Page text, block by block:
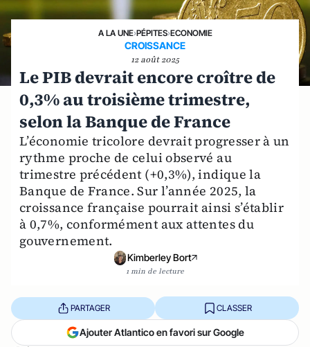
A LA UNE›PÉPITES›ECONOMIE
CROISSANCE
12 août 2025
Le PIB devrait encore croître de
0,3% au troisième trimestre,
selon la Banque de France
L’économie tricolore devrait progresser à un
rythme proche de celui observé au
trimestre précédent (+0,3%), indique la
Banque de France. Sur l’année 2025, la
croissance française pourrait ainsi s’établir
à 0,7%, conformément aux attentes du
gouvernement.
Kimberley Bort
1 min de lecture
PARTAGER CLASSER
Ajouter Atlantico en favori sur Google